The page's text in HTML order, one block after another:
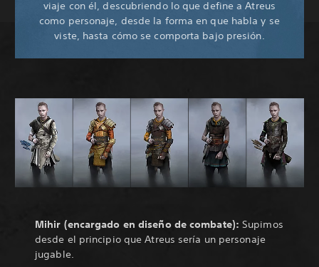
viaje con él, descubriendo lo que define a Atreus
como personaje, desde la forma en que habla y se
viste, hasta cómo se comporta bajo presión.
Mihir (encargado en diseño de combate): Supimos
desde el principio que Atreus sería un personaje
jugable.